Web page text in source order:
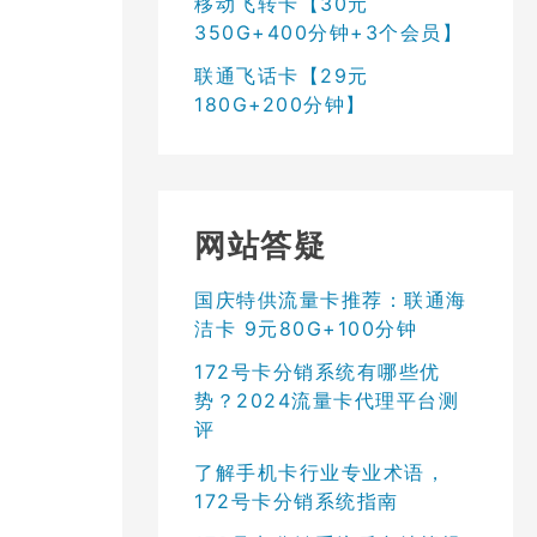
350G+400分钟+3个会员】
联通飞话卡【29元
180G+200分钟】
网站答疑
国庆特供流量卡推荐：联通海
洁卡 9元80G+100分钟
172号卡分销系统有哪些优
势？2024流量卡代理平台测
评
了解手机卡行业专业术语，
172号卡分销系统指南